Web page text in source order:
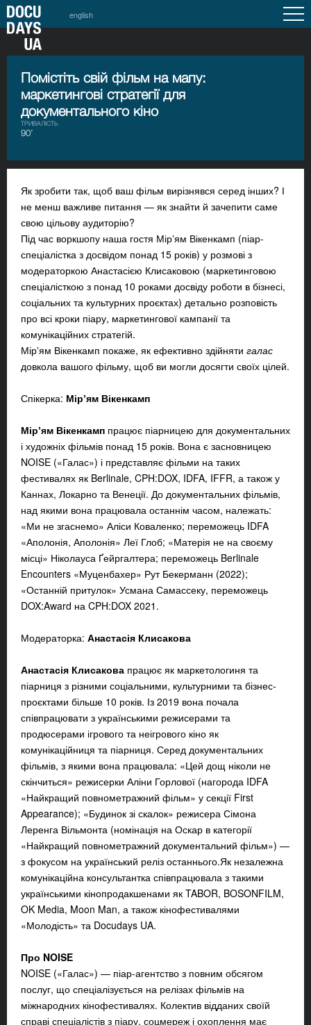
english
Помістіть свій фільм на мапу:
маркетингові стратегії для
документального кіно
ТРИВАЛІСТЬ
90’
Як зробити так, щоб ваш фільм вирізнявся серед інших? І
не менш важливе питання — як знайти й зачепити саме
свою цільову аудиторію?
Під час воркшопу наша гостя Мірʼям Вікенкамп (піар-
спеціалістка з досвідом понад 15 років) у розмові з
модераторкою Анастасією Клисаковою (маркетинговою
спеціалісткою з понад 10 роками досвіду роботи в бізнесі,
соціальних та культурних проєктах) детально розповість
про всі кроки піару, маркетингової кампанії та
комунікаційних стратегій.
Мірʼям Вікенкамп покаже, як ефективно здійняти галас
довкола вашого фільму, щоб ви могли досягти своїх цілей.
Спікерка: Мірʼям Вікенкамп
Мірʼям Вікенкамп працює піарницею для документальних
і художніх фільмів понад 15 років. Вона є засновницею
NOISE («Галас») і представляє фільми на таких
фестивалях як Berlinale, CPH:DOX, IDFA, IFFR, а також у
Каннах, Локарно та Венеції. До документальних фільмів,
над якими вона працювала останнім часом, належать:
«Ми не згаснемо» Аліси Коваленко; переможець IDFA
«Аполонія, Аполонія» Леї Глоб; «Матерія не на своєму
місці» Ніколауса Ґейргалтера; переможець Berlinale
Encounters «Муценбахер» Рут Бекерманн (2022);
«Останній притулок» Усмана Самассеку, переможець
DOX:Award на CPH:DOX 2021.
Модераторка: Анастасія Клисакова
Анастасія Клисакова працює як маркетологиня та
піарниця з різними соціальними, культурними та бізнес-
проєктами більше 10 років. Із 2019 вона почала
співпрацювати з українськими режисерами та
продюсерами ігрового та неігрового кіно як
комунікаційниця та піарниця. Серед документальних
фільмів, з якими вона працювала: «Цей дощ ніколи не
скінчиться» режисерки Аліни Горлової (нагорода IDFA
«Найкращий повнометражний фільм» у секції First
Appearance); «Будинок зі скалок» режисера Сімона
Леренга Вільмонта (номінація на Оскар в категорії
«Найкращий повнометражний документальний фільм») —
з фокусом на український реліз останнього.Як незалежна
комунікаційна консультантка співпрацювала з такими
українськими кінопродакшенами як TABOR, BOSONFILM,
OK Media, Moon Man, а також кінофестивалями
«Молодість» та Docudays UA.
Про NOISE
NOISE («Галас») — піар-агентство з повним обсягом
послуг, що спеціалізується на релізах фільмів на
міжнародних кінофестивалях. Колектив відданих своїй
справі спеціалістів з піару, соцмереж і охоплення має